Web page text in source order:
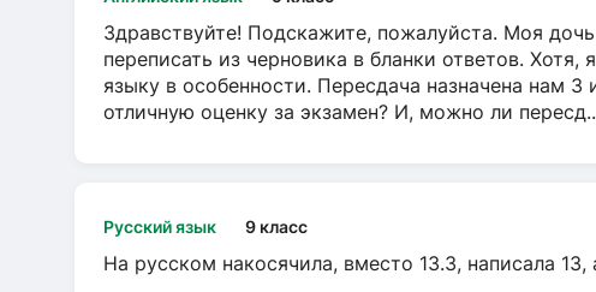
Здравствуйте! Подскажите, пожалуйста. Моя
переписать из черновика в бланки ответов. Хотя,
языку в особенности. Пересдача назначена нам
отличную оценку за экзамен? И, можно ли
Русский язык 9 класс
На русском накосячила, вместо 13.3, написала 13,